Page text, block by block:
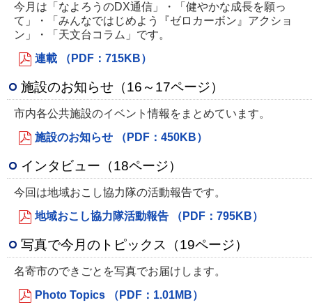
今月は「なよろうのDX通信」・「健やかな成長を願っ
て」・「みんなではじめよう『ゼロカーボン』アクショ
ン」・「天文台コラム」です。
連載 （PDF：715KB）
施設のお知らせ（16～17ページ）
市内各公共施設のイベント情報をまとめています。
施設のお知らせ （PDF：450KB）
インタビュー（18ページ）
今回は地域おこし協力隊の活動報告です。
地域おこし協力隊活動報告 （PDF：795KB）
写真で今月のトピックス（19ページ）
名寄市のできごとを写真でお届けします。
Photo Topics （PDF：1.01MB）